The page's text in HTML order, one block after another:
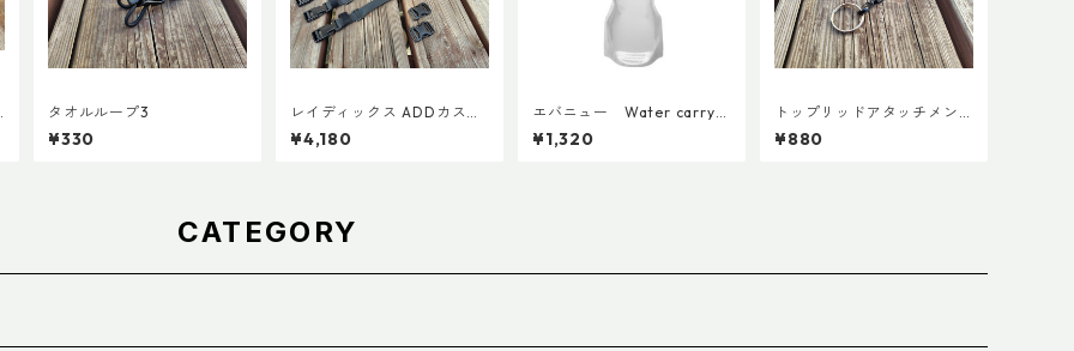
タオルループ3
¥330
レイディックス ADDカスタ
ムパーツ Ver.3
¥4,180
エバニュー Water carry 1
500ml Grey
¥1,320
トップリッドアタッチメン
ト (ペア)
¥880
CATEGORY